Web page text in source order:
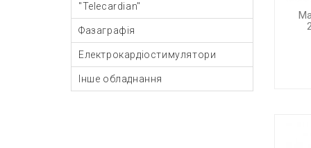
"Telecardian"
Фазаграфія
Електрокардіостимулятори
Інше обладнання